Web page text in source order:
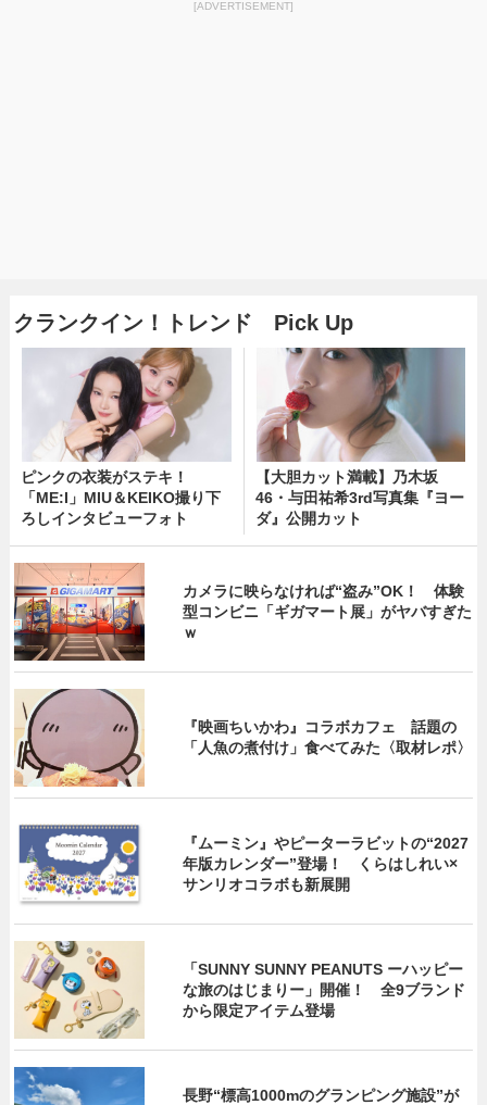
[ADVERTISEMENT]
クランクイン！トレンド Pick Up
ピンクの衣装がステキ！
「ME:I」MIU＆KEIKO撮り下
ろしインタビューフォト
【大胆カット満載】乃木坂
46・与田祐希3rd写真集『ヨー
ダ』公開カット
カメラに映らなければ“盗み”OK！ 体験
型コンビニ「ギガマート展」がヤバすぎた
ｗ
『映画ちいかわ』コラボカフェ 話題の
「人魚の煮付け」食べてみた〈取材レポ〉
『ムーミン』やピーターラビットの“2027
年版カレンダー”登場！ くらはしれい×
サンリオコラボも新展開
「SUNNY SUNNY PEANUTS ーハッピー
な旅のはじまりー」開催！ 全9ブランド
から限定アイテム登場
長野“標高1000mのグランピング施設”が